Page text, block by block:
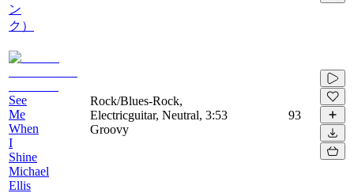
ン
ク）
See
Me
When
I
Shine
Michael
Ellis
Rock/Blues-Rock,
Electricguitar, Neutral,
Groovy
3:53 93